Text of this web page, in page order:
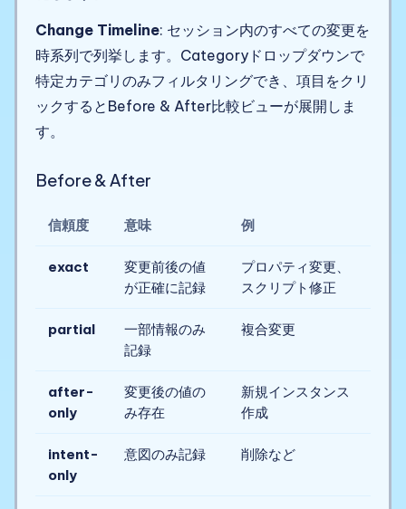
Change Timeline: セッション内のすべての変更を
時系列で列挙します。Categoryドロップダウンで
特定カテゴリのみフィルタリングでき、項目をクリ
ックするとBefore & After比較ビューが展開しま
す。
Before & After
信頼度 意味 例
exact
変更前後の値
が正確に記録
プロパティ変更、
スクリプト修正
partial
一部情報のみ
記録
複合変更
after-
only
変更後の値の
み存在
新規インスタンス
作成
intent-
only
意図のみ記録 削除など